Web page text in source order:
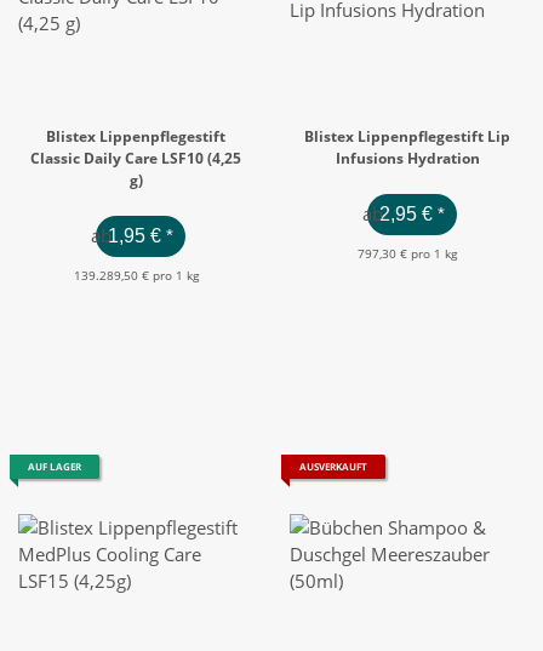
Blistex Lippenpflegestift
Classic Daily Care LSF10 (4,25
g)
ab1,95 €*
139.289,50 € pro 1 kg
Blistex Lippenpflegestift Lip
Infusions Hydration
ab2,95 €*
797,30 € pro 1 kg
AUF LAGER AUSVERKAUFT